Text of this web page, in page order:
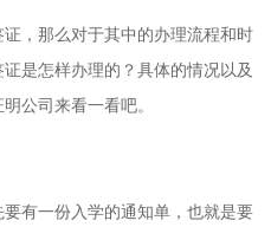
，那么对于其中的办理流程和时
是怎样办理的？具体的情况以及
公司来看一看吧。
有一份入学的通知单，也就是要